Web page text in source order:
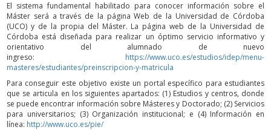
El sistema fundamental habilitado para conocer información sobre el
Máster será a través de la página Web de la Universidad de Córdoba
(UCO) y de la propia del Máster. La página web de la Universidad de
Córdoba está diseñada para realizar un óptimo servicio informativo y
orientativo del alumnado de nuevo
ingreso: https://www.uco.es/estudios/idep/menu-
masteres/estudiantes/preinscripcion-y-matricula
Para conseguir este objetivo existe un portal específico para estudiantes
que se articula en los siguientes apartados: (1) Estudios y centros, donde
se puede encontrar información sobre Másteres y Doctorado; (2) Servicios
para universitarios; (3) Organización institucional; e (4) Información en
línea: http://www.uco.es/pie/